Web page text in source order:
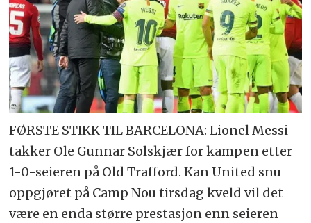
FØRSTE STIKK TIL BARCELONA: Lionel Messi
takker Ole Gunnar Solskjær for kampen etter
1-0-seieren på Old Trafford. Kan United snu
oppgjøret på Camp Nou tirsdag kveld vil det
være en enda større prestasjon enn seieren